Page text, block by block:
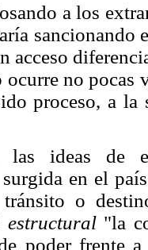
a los
sancionando
acceso
no pocas
proceso, a la
las ideas de
en el
o
"la
poder frente